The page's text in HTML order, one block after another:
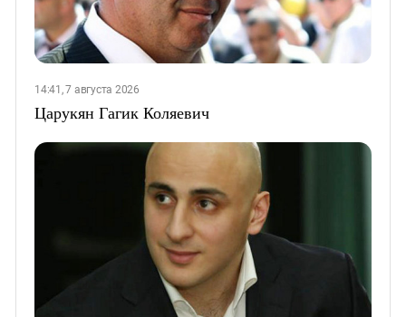
14:41, 7 августа 2026
Царукян Гагик Коляевич